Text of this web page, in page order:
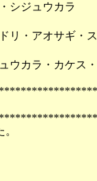
シジュウカラ
リ・アオサギ・
ウカラ・カケス